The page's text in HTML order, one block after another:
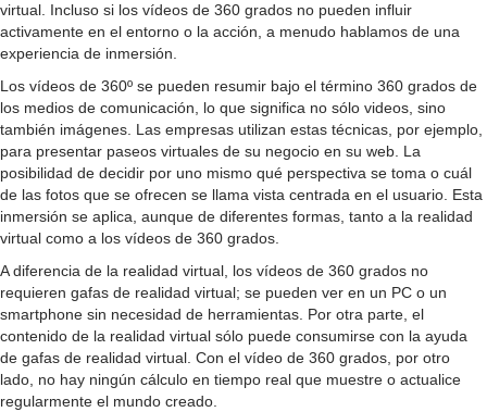
virtual. Incluso si los vídeos de 360 grados no pueden influir
activamente en el entorno o la acción, a menudo hablamos de una
experiencia de inmersión.
Los vídeos de 360º se pueden resumir bajo el término 360 grados de
los medios de comunicación, lo que significa no sólo videos, sino
también imágenes. Las empresas utilizan estas técnicas, por ejemplo,
para presentar paseos virtuales de su negocio en su web. La
posibilidad de decidir por uno mismo qué perspectiva se toma o cuál
de las fotos que se ofrecen se llama vista centrada en el usuario. Esta
inmersión se aplica, aunque de diferentes formas, tanto a la realidad
virtual como a los vídeos de 360 grados.
A diferencia de la realidad virtual, los vídeos de 360 grados no
requieren gafas de realidad virtual; se pueden ver en un PC o un
smartphone sin necesidad de herramientas. Por otra parte, el
contenido de la realidad virtual sólo puede consumirse con la ayuda
de gafas de realidad virtual. Con el vídeo de 360 grados, por otro
lado, no hay ningún cálculo en tiempo real que muestre o actualice
regularmente el mundo creado.